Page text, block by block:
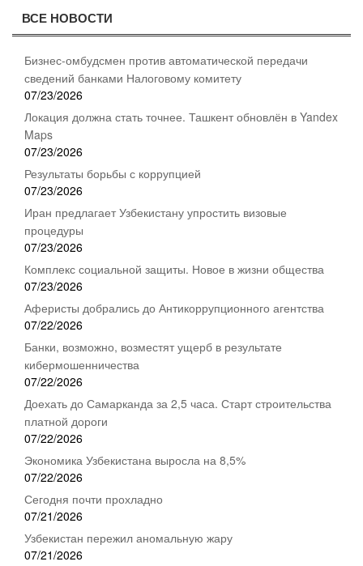
ВСЕ НОВОСТИ
Бизнес-омбудсмен против автоматической передачи
сведений банками Налоговому комитету
07/23/2026
Локация должна стать точнее. Ташкент обновлён в Yandex
Maps
07/23/2026
Результаты борьбы с коррупцией
07/23/2026
Иран предлагает Узбекистану упростить визовые
процедуры
07/23/2026
Комплекс социальной защиты. Новое в жизни общества
07/23/2026
Аферисты добрались до Антикоррупционного агентства
07/22/2026
Банки, возможно, возместят ущерб в результате
кибермошенничества
07/22/2026
Доехать до Самарканда за 2,5 часа. Старт строительства
платной дороги
07/22/2026
Экономика Узбекистана выросла на 8,5%
07/22/2026
Сегодня почти прохладно
07/21/2026
Узбекистан пережил аномальную жару
07/21/2026